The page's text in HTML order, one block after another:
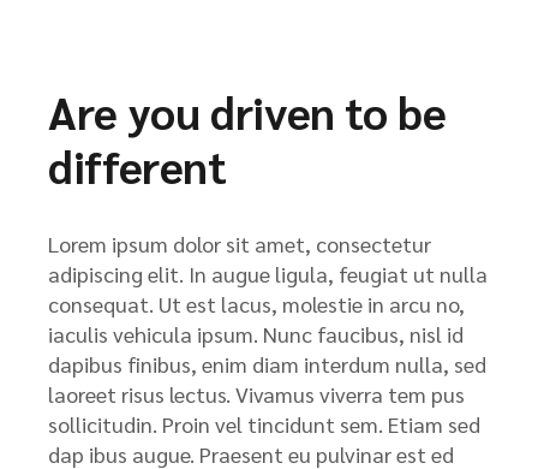
Are you driven to be
different
Lorem ipsum dolor sit amet, consectetur
adipiscing elit. In augue ligula, feugiat ut nulla
consequat. Ut est lacus, molestie in arcu no,
iaculis vehicula ipsum. Nunc faucibus, nisl id
dapibus finibus, enim diam interdum nulla, sed
laoreet risus lectus. Vivamus viverra tem pus
sollicitudin. Proin vel tincidunt sem. Etiam sed
dap ibus augue. Praesent eu pulvinar est ed